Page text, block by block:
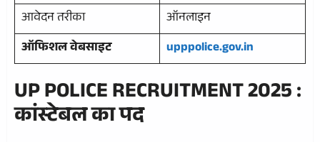
आवेदन तरीका
ऑनलाइन
ऑफिशल वेबसाइट
upppolice.gov.in
UP POLICE RECRUITMENT 2025 :
कांस्टेबल का पद